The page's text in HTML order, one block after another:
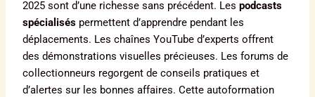
2025 sont d’une richesse sans précédent. Lespodcasts
spécialisés permettent d’apprendre pendant les
déplacements. Les chaînes YouTube d’experts offrent
des démonstrations visuelles précieuses. Les forums de
collectionneurs regorgent de conseils pratiques et
d’alertes sur les bonnes affaires. Cette autoformation